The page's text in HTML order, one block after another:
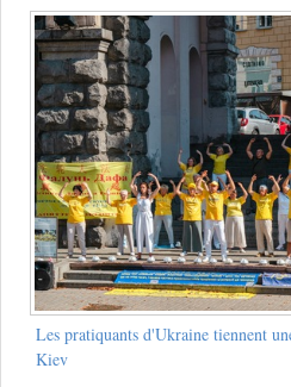
Les pratiquants d'Ukraine tiennent
Kiev